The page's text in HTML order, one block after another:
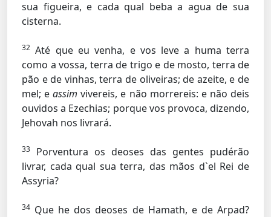
sua figueira, e cada qual beba a agua de sua
cisterna.
32 Até que eu venha, e vos leve a huma terra
como a vossa, terra de trigo e de mosto, terra de
pão e de vinhas, terra de oliveiras; de azeite, e de
mel; eassim vivereis, e não morrereis: e não deis
ouvidos a Ezechias; porque vos provoca, dizendo,
Jehovah nos livrará.
33
Porventura os deoses das gentes pudérão
livrar, cada qual sua terra, das mãos d`el Rei de
Assyria?
34 Que he dos deoses de Hamath, e de Arpad?